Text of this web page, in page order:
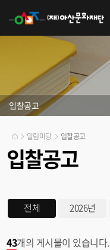
입찰공고
알림마당 입찰공고
입찰공고
전체 2026년
43개의 게시물이 있습니다.